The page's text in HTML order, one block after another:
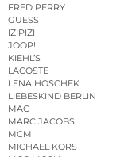
FRED PERRY
GUESS
IZIPIZI
JOOP!
KIEHL’S
LACOSTE
LENA HOSCHEK
LIEBESKIND BERLIN
MAC
MARC JACOBS
MCM
MICHAEL KORS